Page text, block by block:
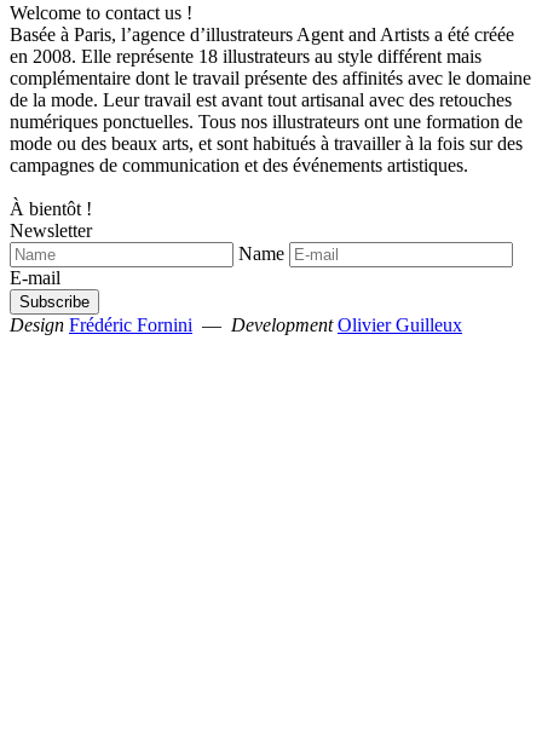
Welcome to contact us !
Basée à Paris, l’agence d’illustrateurs Agent and Artists a été créée
en 2008. Elle représente 18 illustrateurs au style différent mais
complémentaire dont le travail présente des affinités avec le domaine
de la mode. Leur travail est avant tout artisanal avec des retouches
numériques ponctuelles. Tous nos illustrateurs ont une formation de
mode ou des beaux arts, et sont habitués à travailler à la fois sur des
campagnes de communication et des événements artistiques.
À bientôt !
Newsletter
Name
E-mail
Design Frédéric Fornini — Development Olivier Guilleux